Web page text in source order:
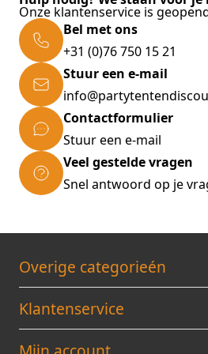
Onze klantenservice is
Bel met ons
+31 (0)76 750 15 21
Stuur een e-mail
Contactformulier
Stuur een e-mail
Veel gestelde vragen
Snel antwoord op je
Overige categorieén
Klantenservice